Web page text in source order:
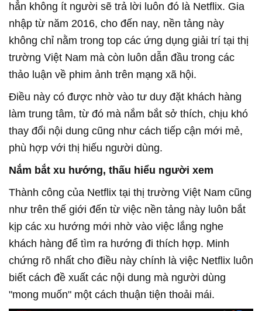
hẳn không ít người sẽ trả lời luôn đó là Netflix. Gia
nhập từ năm 2016, cho đến nay, nền tảng này
không chỉ nằm trong top các ứng dụng giải trí tại thị
trường Việt Nam mà còn luôn dẫn đầu trong các
thảo luận về phim ảnh trên mạng xã hội.
Điều này có được nhờ vào tư duy đặt khách hàng
làm trung tâm, từ đó mà nắm bắt sở thích, chịu khó
thay đổi nội dung cũng như cách tiếp cận mới mẻ,
phù hợp với thị hiếu người dùng.
Nắm bắt xu hướng, thấu hiểu người xem
Thành công của Netflix tại thị trường Việt Nam cũng
như trên thế giới đến từ việc nền tảng này luôn bắt
kịp các xu hướng mới nhờ vào việc lắng nghe
khách hàng để tìm ra hướng đi thích hợp. Minh
chứng rõ nhất cho điều này chính là việc Netflix luôn
biết cách đề xuất các nội dung mà người dùng
"mong muốn" một cách thuận tiện thoải mái.